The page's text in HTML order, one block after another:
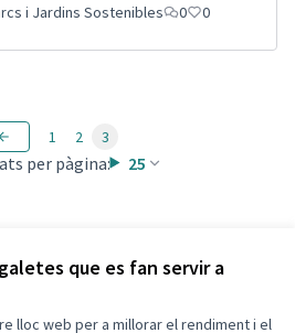
que es fan servir a
lloc web per a millorar el rendiment i el
i Jardins Sostenibles 0 0
per pàgina: 25
1 2 3